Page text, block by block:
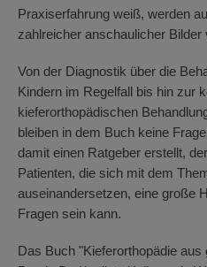
Praxiserfahrung weiß, werden
zahlreicher anschaulicher
Von der Diagnostik über die
Kindern im Regelfall bis hin zur
kieferorthopädischen
bleiben in dem Buch keine
damit einen Ratgeber erstellt,
Patienten, die sich mit dem
auseinandersetzen, eine große
Fragen sein kann.
Das Buch "Kieferorthopädie